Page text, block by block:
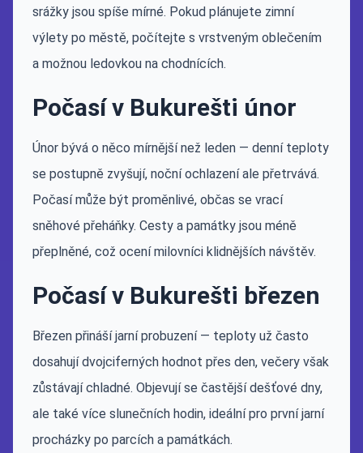
srážky jsou spíše mírné. Pokud plánujete zimní
výlety po městě, počítejte s vrstveným oblečením
a možnou ledovkou na chodnících.
Počasí v Bukurešti únor
Únor bývá o něco mírnější než leden — denní teploty
se postupně zvyšují, noční ochlazení ale přetrvává.
Počasí může být proměnlivé, občas se vrací
sněhové přeháňky. Cesty a památky jsou méně
přeplněné, což ocení milovníci klidnějších návštěv.
Počasí v Bukurešti březen
Březen přináší jarní probuzení — teploty už často
dosahují dvojciferných hodnot přes den, večery však
zůstávají chladné. Objevují se častější dešťové dny,
ale také více slunečních hodin, ideální pro první jarní
procházky po parcích a památkách.